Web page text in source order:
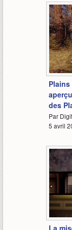
des
Par
5 avril